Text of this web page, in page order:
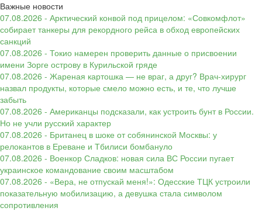
Важные новости
07.08.2026 - Арктический конвой под прицелом: «Совкомфлот»
собирает танкеры для рекордного рейса в обход европейских
санкций
07.08.2026 - Токио намерен проверить данные о присвоении
имени Зорге острову в Курильской гряде
07.08.2026 - Жареная картошка — не враг, а друг? Врач-хирург
назвал продукты, которые смело можно есть, и те, что лучше
забыть
07.08.2026 - Американцы подсказали, как устроить бунт в России.
Но не учли русский характер
07.08.2026 - Британец в шоке от собянинской Москвы: у
релокантов в Ереване и Тбилиси бомбануло
07.08.2026 - Военкор Сладков: новая сила ВС России пугает
украинское командование своим масштабом
07.08.2026 - «Вера, не отпускай меня!»: Одесские ТЦК устроили
показательную мобилизацию, а девушка стала символом
сопротивления